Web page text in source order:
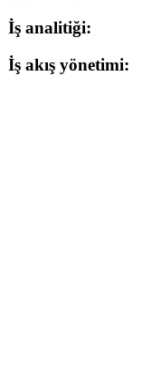
İş analitiği:
İş akış yönetimi: